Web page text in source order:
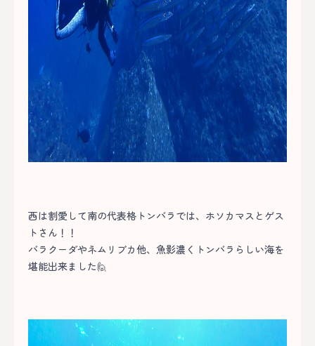
西は割愛して南の代表格トンバラでは、ホソカマスとゲス
トさん！！
バラクーダやネムリブカ他、魚影濃くトンバラらしい海を
堪能出来ました🙋